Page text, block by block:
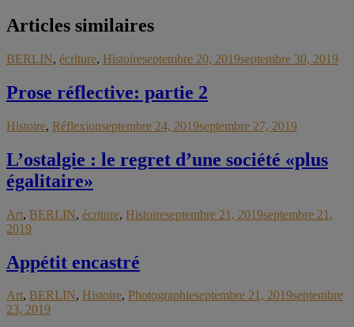
Articles similaires
BERLIN, écriture, Histoireseptembre 20, 2019septembre 30, 2019
Prose réflective: partie 2
Histoire, Réflexionseptembre 24, 2019septembre 27, 2019
L’ostalgie : le regret d’une société «plus
égalitaire»
Art, BERLIN, écriture, Histoireseptembre 21, 2019septembre 21,
2019
Appétit encastré
Art, BERLIN, Histoire, Photographieseptembre 21, 2019septembre
23, 2019